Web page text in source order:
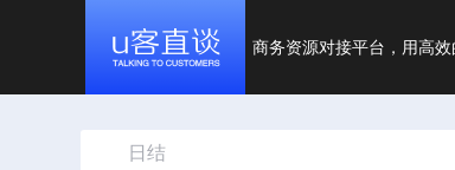
商务资源对接平台，用高效
日结